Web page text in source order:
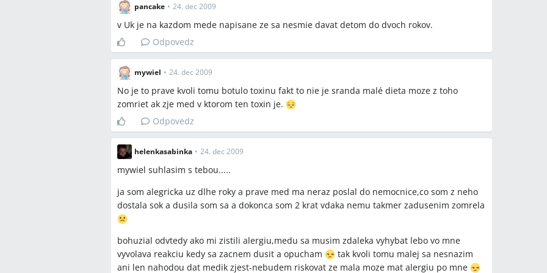
pancake • 24. dec 2009
v Uk je na kazdom mede napisane ze sa nesmie davat detom do dvoch rokov.
Odpovedz
mywiel • 24. dec 2009
No je to prave kvoli tomu botulo toxinu fakt to nie je sranda malé dieta moze z toho
zomriet ak zje med v ktorom ten toxin je.
Odpovedz
helenkasabinka • 24. dec 2009
mywiel suhlasim s tebou.....
ja som alegricka uz dlhe roky a prave med ma neraz poslal do nemocnice,co som z neho
dostala sok a dusila som sa a dokonca som 2 krat vdaka nemu takmer zadusenim zomrela
bohuzial odvtedy ako mi zistili alergiu,medu sa musim zdaleka vyhybat lebo vo mne
vyvolava reakciu kedy sa zacnem dusit a opucham
tak kvoli tomu malej sa nesnazim
ani len nahodou dat medik zjest-nebudem riskovat ze mala moze mat alergiu po mne